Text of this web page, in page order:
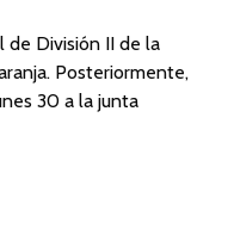
de División II de la
Posteriormente,
30 a la junta